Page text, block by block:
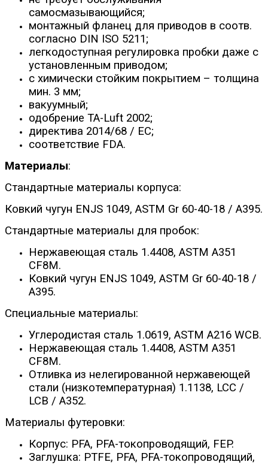
самосмазывающийся;
монтажный фланец для приводов в соотв.
согласно DIN ISO 5211;
легкодоступная регулировка пробки даже с
установленным приводом;
с химически стойким покрытием – толщина
мин. 3 мм;
вакуумный;
одобрение TA-Luft 2002;
директива 2014/68 / ЕС;
соответствие FDA.
Материалы:
Стандартные материалы корпуса:
Ковкий чугун ENJS 1049, ASTM Gr 60-40-18 / A395.
Стандартные материалы для пробок:
Нержавеющая сталь 1.4408, ASTM A351
CF8M.
Ковкий чугун ENJS 1049, ASTM Gr 60-40-18 /
A395.
Специальные материалы:
Углеродистая сталь 1.0619, ASTM A216 WCB.
Нержавеющая сталь 1.4408, ASTM A351
CF8M.
Отливка из нелегированной нержавеющей
стали (низкотемпературная) 1.1138, LCC /
LCB / A352.
Материалы футеровки:
Корпус: PFA, PFA-токопроводящий, FEP.
Заглушка: PTFE, PFA, PFA-токопроводящий,